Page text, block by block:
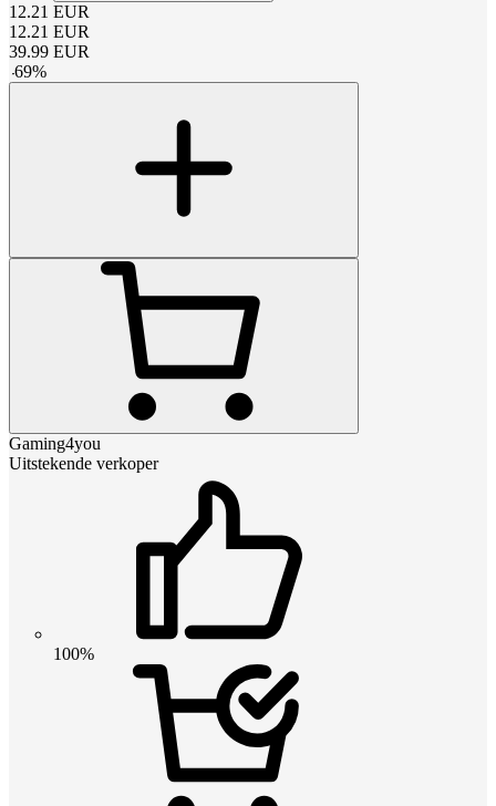
12.21 EUR
12.21 EUR
39.99 EUR
-69%
Gaming4you
Uitstekende verkoper
100%